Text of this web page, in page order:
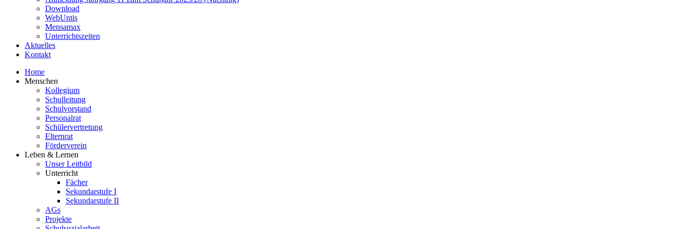
Download
WebUntis
Mensamax
Unterrichtszeiten
Aktuelles
Kontakt
Home
Menschen
Kollegium
Schulleitung
Schulvorstand
Personalrat
Schülervertretung
Elternrat
Förderverein
Leben & Lernen
Unser Leitbild
Unterricht
Fächer
Sekundarstufe I
Sekundarstufe II
AGs
Projekte